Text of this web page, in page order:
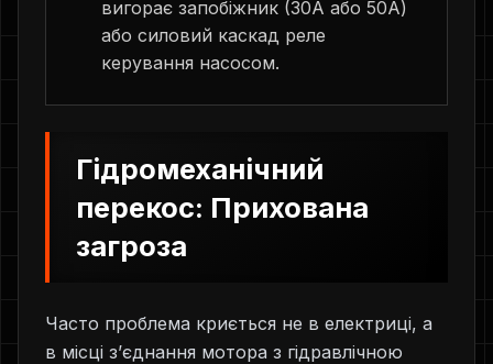
вигорає запобіжник (30А або 50А)
або силовий каскад реле
керування насосом.
Гідромеханічний
перекос: Прихована
загроза
Часто проблема криється не в електриці, а
в місці з’єднання мотора з гідравлічною